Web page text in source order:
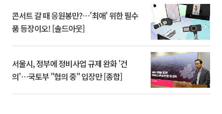
콘서트 갈 때 응원봉만?⋯'최애' 위한 필수
품 등장이오! [솔드아웃]
서울시, 정부에 정비사업 규제 완화 '건
의'⋯국토부 "협의 중" 입장만 [종합]